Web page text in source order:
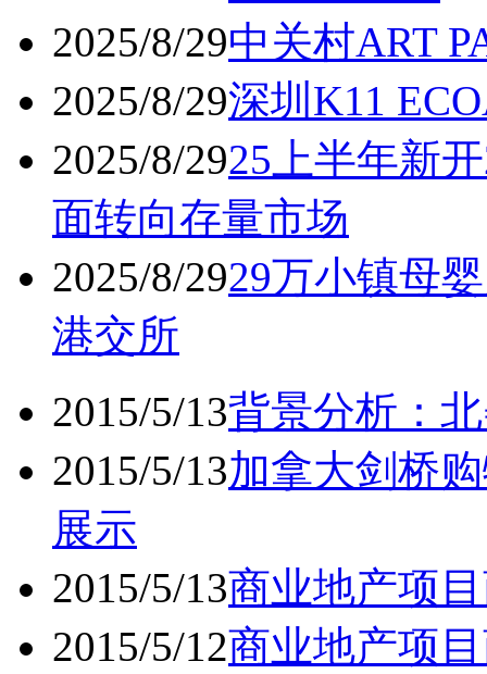
2025/8/29中关村ART
2025/8/29深圳K11
2025/8/2925上半年新
面转向存量市场
2025/8/2929万小镇母
港交所
2015/5/13背景分析：
2015/5/13加拿大剑桥
展示
2015/5/13商业地产项
2015/5/12商业地产项